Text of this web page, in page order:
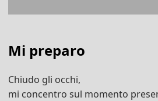
Mi preparo
Chiudo gli occhi,
mi concentro sul momento